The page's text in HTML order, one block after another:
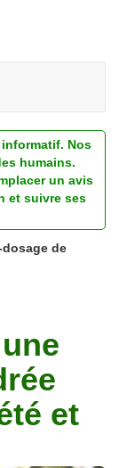
Nos
humains.
un avis
et suivre ses
dosage de
et